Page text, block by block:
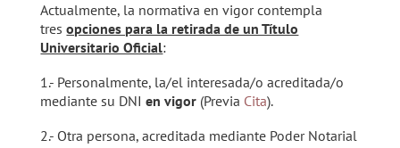
Actualmente, la normativa en vigor contempla
tresopciones para la retirada de un Título
Universitario Oficial:
1.- Personalmente, la/el interesada/o acreditada/o
mediante su DNIen vigor (Previa Cita).
2.- Otra persona, acreditada mediante Poder Notarial